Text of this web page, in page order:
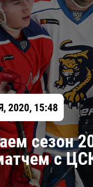
2020, 15:48
сезон
с